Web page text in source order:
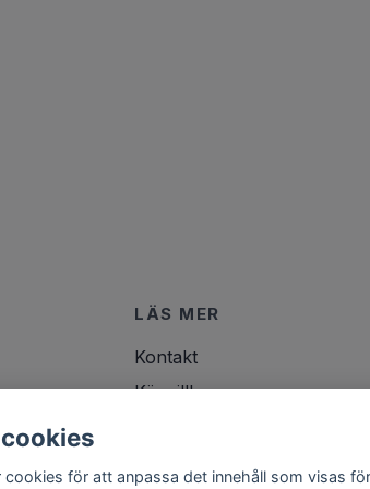
LÄS MER
Kontakt
Köpvillkor
cookies för att anpassa det innehåll som visas